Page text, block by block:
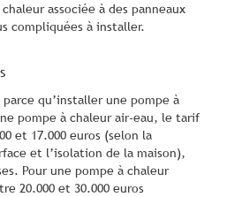
associée à des panneaux
compliquées à installer.
qu’installer une pompe à
pompe à chaleur air-eau, le tarif
et 17.000 euros (selon la
et l’isolation de la maison),
Pour une pompe à chaleur
20.000 et 30.000 euros